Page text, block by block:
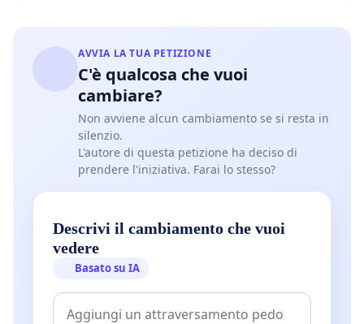
AVVIA LA TUA PETIZIONE
C'è qualcosa che vuoi
cambiare?
Non avviene alcun cambiamento se si resta in
silenzio.
L'autore di questa petizione ha deciso di
prendere l'iniziativa. Farai lo stesso?
Descrivi il cambiamento che vuoi
vedere
Basato su IA